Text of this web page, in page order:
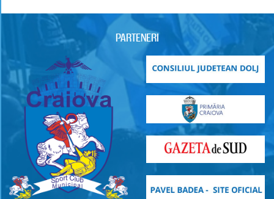
PARTENERI